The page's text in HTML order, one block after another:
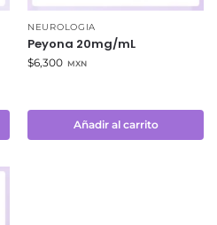
NEUROLOGIA
Peyona 20mg/mL
$6,300 MXN
Añadir al carrito